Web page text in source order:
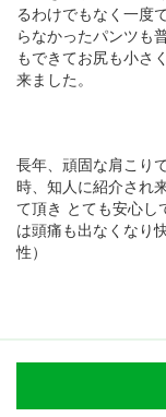
るわけでもなく一度
らなかったパンツも
もできてお尻も小さ
来ました。
長年、頑固な肩こり
時、知人に紹介され
て頂き とても安心し
は頭痛も出なくなり
性）